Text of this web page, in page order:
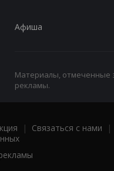
Афиша
Материалы, отмеченные
рекламы.
| Связаться с нами |